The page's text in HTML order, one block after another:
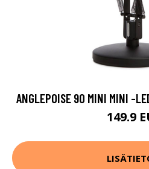
ANGLEPOISE 90 MINI MINI -
149.9